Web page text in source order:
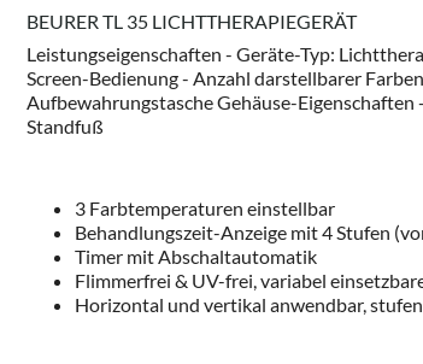
BEURER TL 35 LICHTTHERAPIEGERÄT
Leistungseigenschaften - Geräte-Typ:
Screen-Bedienung - Anzahl darstellbarer
Aufbewahrungstasche Gehäuse-Eigenschaften
Standfuß
3 Farbtemperaturen einstellbar
Behandlungszeit-Anzeige mit 4 Stufen
Timer mit Abschaltautomatik
Flimmerfrei & UV-frei, variabel
Horizontal und vertikal anwendbar,